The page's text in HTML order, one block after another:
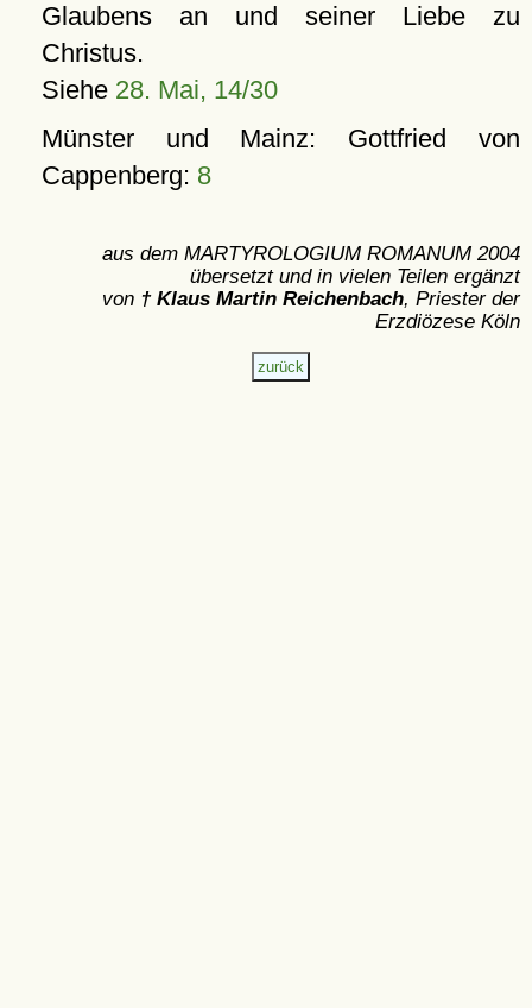
Glaubens an und seiner Liebe zu
Christus.
Siehe 28. Mai, 14/30
Münster und Mainz: Gottfried von
Cappenberg: 8
aus dem MARTYROLOGIUM ROMANUM 2004
übersetzt und in vielen Teilen ergänzt
von † Klaus Martin Reichenbach, Priester der
Erzdiözese Köln